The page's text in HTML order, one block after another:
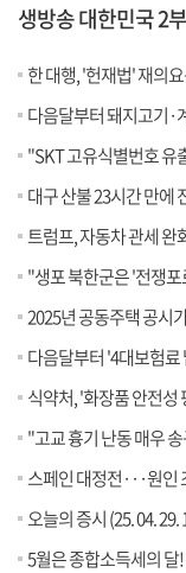
생방송 대한민국 2부
한 대행, '헌재법' 재의
다음달부터 돼지고기·
"SKT 고유식별번호 유출
대구 산불 23시간 만에
트럼프, 자동차 관세 완
"생포 북한군은 '전쟁
2025년 공동주택 공시
다음달부터 '4대보험
식약처, '화장품 안전성
"고교 흉기 난동 매우
스페인 대정전···원인
오늘의 증시 (25. 04. 29.
5월은 종합소득세의 달!